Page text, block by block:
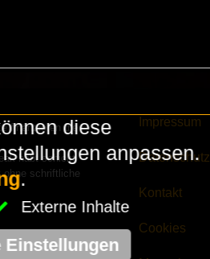
finanzieren die
habt schickt
ohne schriftliche
Impressum
Datenschutz
Kontakt
Cookies
diese
anpassen.
.
Externe Inhalte